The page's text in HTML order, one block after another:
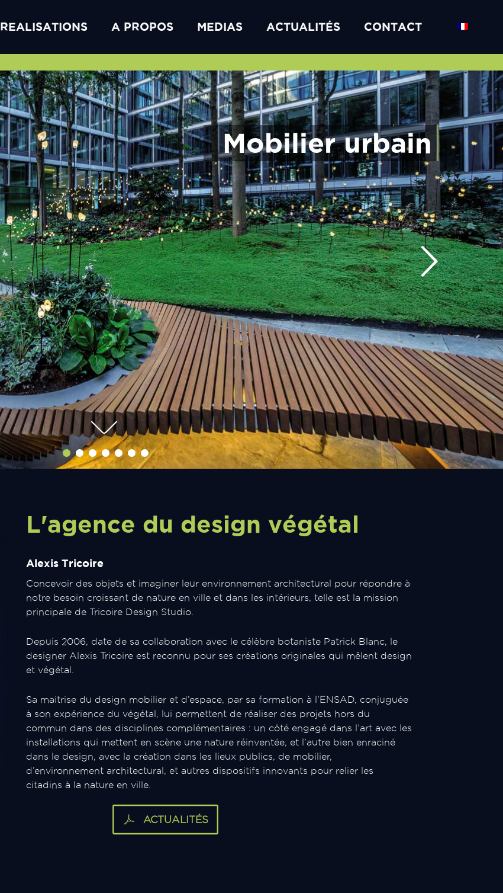
REALISATIONS A PROPOS MEDIAS ACTUALITÉS CONTACT
Mobilier urbain
L'agence du design végétal
Alexis Tricoire
Concevoir des objets et imaginer leur environnement architectural pour répondre à
notre besoin croissant de nature en ville et dans les intérieurs, telle est la mission
principale de Tricoire Design Studio.
Depuis 2006, date de sa collaboration avec le célèbre botaniste Patrick Blanc, le
designer Alexis Tricoire est reconnu pour ses créations originales qui mêlent design
et végétal.
Sa maitrise du design mobilier et d’espace, par sa formation à l’ENSAD, conjuguée
à son expérience du végétal, lui permettent de réaliser des projets hors du
commun dans des disciplines complémentaires : un côté engagé dans l’art avec les
installations qui mettent en scène une nature réinventée, et l’autre bien enraciné
dans le design, avec la création dans les lieux publics, de mobilier,
d’environnement architectural, et autres dispositifs innovants pour relier les
citadins à la nature en ville.
ACTUALITÉS